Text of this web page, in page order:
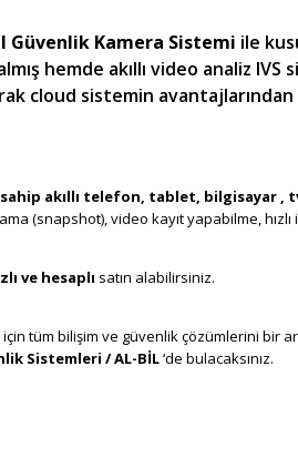
Güvenlik Kamera Sistemi ile
hemde akıllı video analiz IVS
cloud sistemin avantajlarından
akıllı telefon, tablet, bilgisayar ,
(snapshot), video kayıt yapabilme, hızlı
ve hesaplı satın alabilirsiniz.
tüm bilişim ve güvenlik çözümlerini bir
Sistemleri / AL-BİL‘de bulacaksınız.